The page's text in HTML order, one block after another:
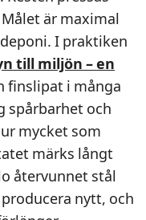
är maximal
I praktiken
till miljön – en
finslipat i många
spårbarhet och
mycket som
märks långt
återvunnet stål
nytt, och